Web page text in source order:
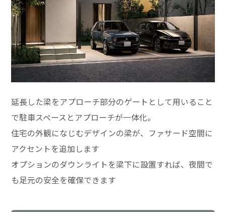
延長した梁をアプローチ部分のゲートとして用いること
で駐車スペースとアプローチが一体化。
住宅の外観になじむデザインの梁が、ファサード空間に
アクセントを追加します
オプションのダウンライトを梁下に設置すれば、夜間で
も足元の安全を確保できます